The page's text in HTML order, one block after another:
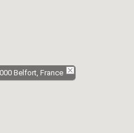
Belfort, France